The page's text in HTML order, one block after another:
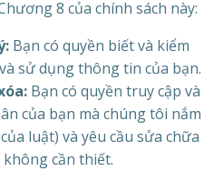
8 của chính sách này:
Bạn có quyền biết và kiểm
sử dụng thông tin của bạn.
Bạn có quyền truy cập và
của bạn mà chúng tôi nắm
luật) và yêu cầu sửa chữa
cần thiết.